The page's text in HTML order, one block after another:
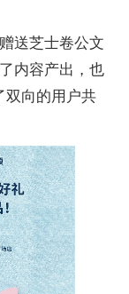
送芝士卷公文
内容产出，也
双向的用户共